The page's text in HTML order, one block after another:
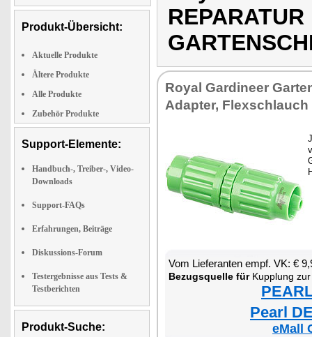
Produkt-Übersicht:
Aktuelle Produkte
Ältere Produkte
Alle Produkte
Zubehör Produkte
Support-Elemente:
Handbuch-, Treiber-, Video-
Downloads
Support-FAQs
Erfahrungen, Beiträge
Diskussions-Forum
Testergebnisse aus Tests &
Testberichten
Produkt-Suche:
Royal Gardineer
Adapter, Flexschlauch
Vom Lieferanten empf. VK: €
Bezugsquelle fürKupplung zur Reparatur
Pearl
eMall